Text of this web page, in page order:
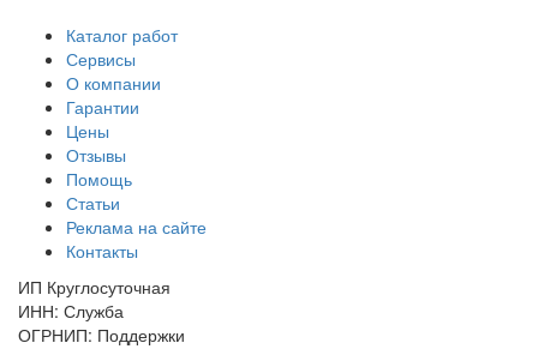
Каталог работ
Сервисы
О компании
Гарантии
Цены
Отзывы
Помощь
Статьи
Реклама на сайте
Контакты
ИП Круглосуточная
ИНН: Служба
ОГРНИП: Поддержки